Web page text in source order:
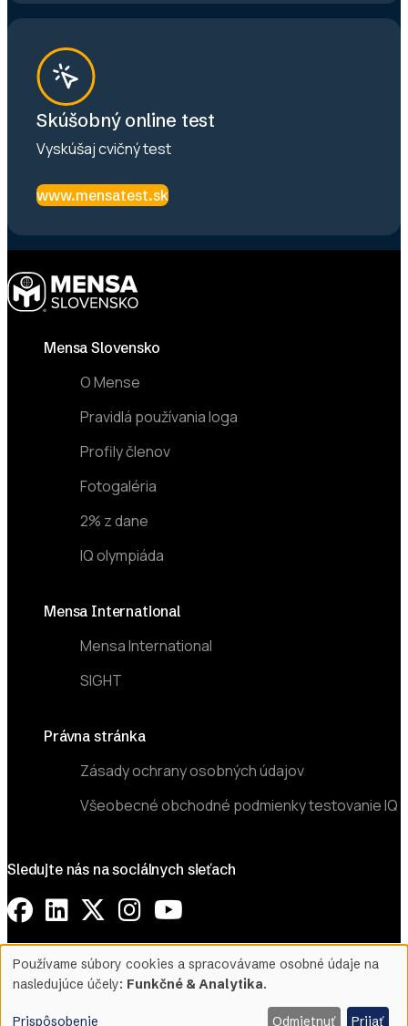
Skúšobný online test
Vyskúšaj cvičný test
www.mensatest.sk
FooterMensa Slovensko
O Mense
Pravidlá používania loga
Profily členov
Fotogaléria
2% z dane
IQ olympiáda
Mensa International
Mensa International
SIGHT
Právna stránka
Zásady ochrany osobných údajov
Všeobecné obchodné podmienky testovanie IQ
Sledujte nás na sociálnych sieťach
©2026 Mensa Slovensko. All Rights Reserved.
Use
Používame súbory cookies a spracovávame osobné údaje na
nasledujúce účely: Funkčné & Analytika.
Prispôsobenie Odmietnuť Prijať